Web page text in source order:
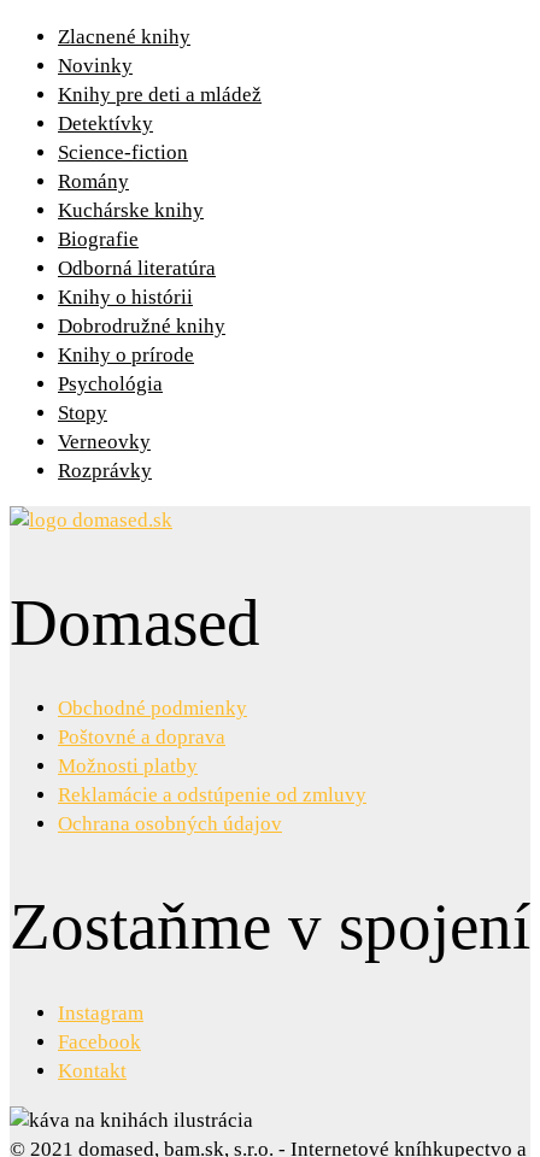
Zlacnené knihy
Novinky
Knihy pre deti a mládež
Detektívky
Science-fiction
Romány
Kuchárske knihy
Biografie
Odborná literatúra
Knihy o histórii
Dobrodružné knihy
Knihy o prírode
Psychológia
Stopy
Verneovky
Rozprávky
Domased
Obchodné podmienky
Poštovné a doprava
Možnosti platby
Reklamácie a odstúpenie od zmluvy
Ochrana osobných údajov
Zostaňme v spojení
Instagram
Facebook
Kontakt
© 2021 domased, bam.sk, s.r.o. - Internetové kníhkupectvo a